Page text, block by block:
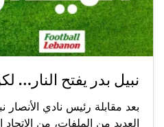
نبيل بدر يفتح النار…
بعد مقابلة رئيس نادي الأنصار
العديد من الملفات، من الاتحاد